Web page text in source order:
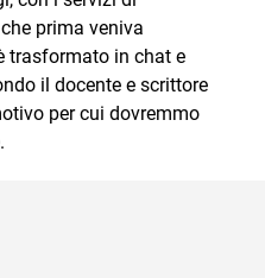
prima veniva
trasformato in chat e
il docente e scrittore
per cui dovremmo